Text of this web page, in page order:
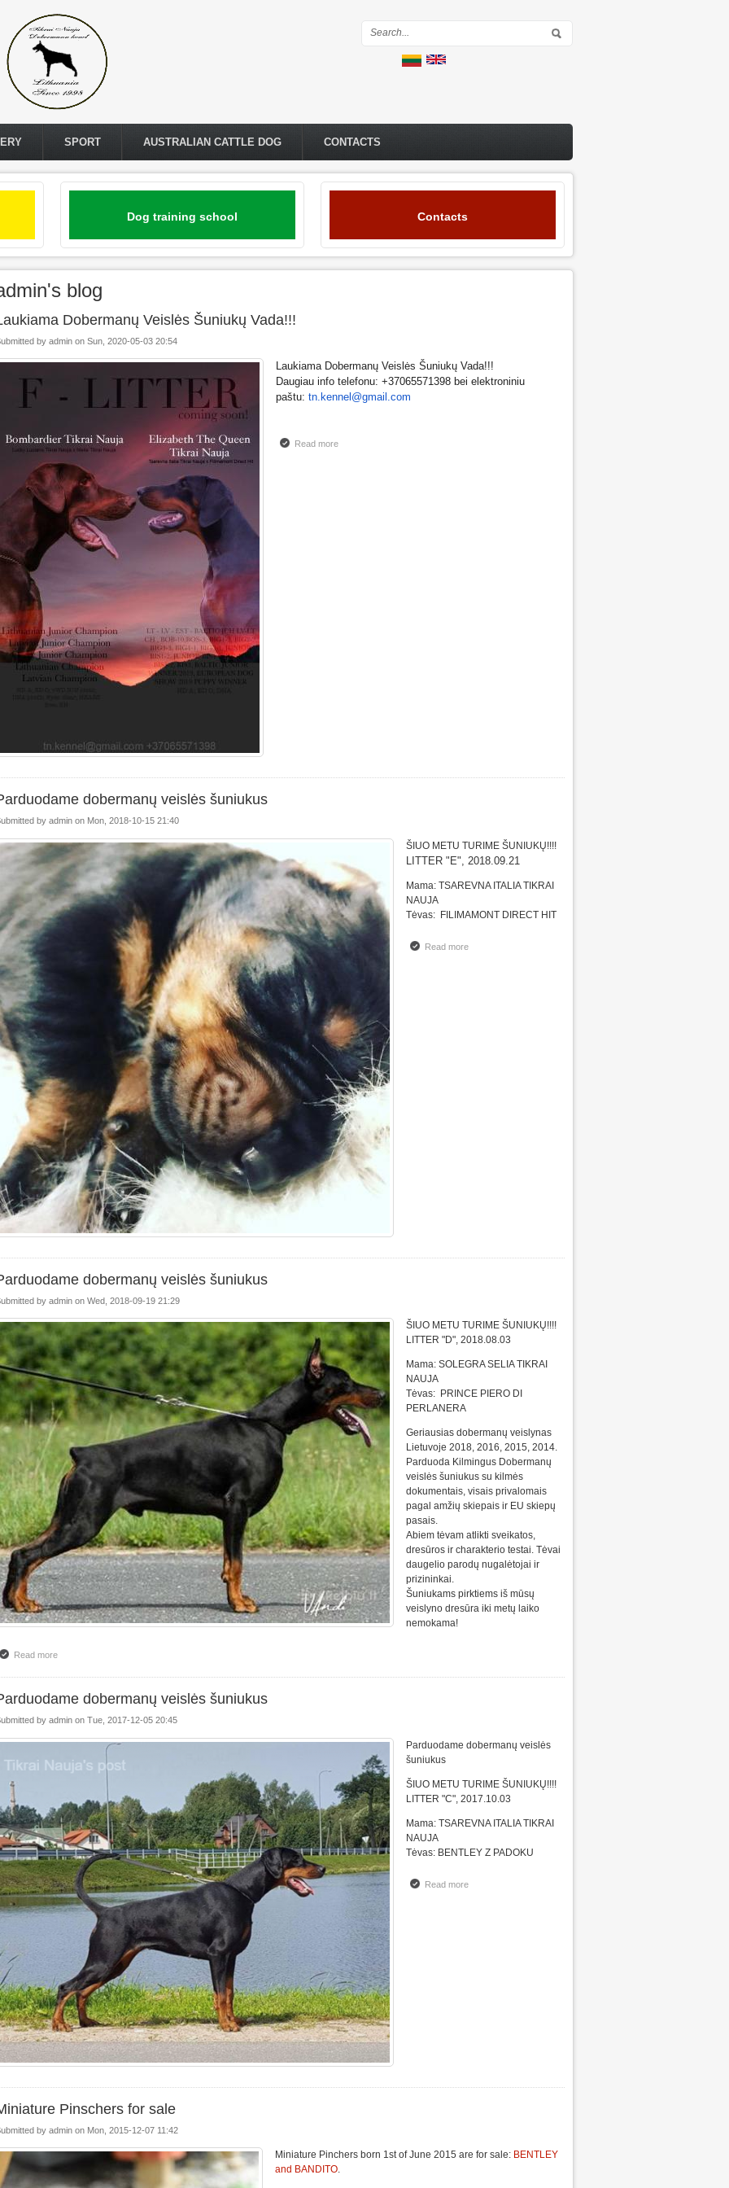
Search form
SPORT AUSTRALIAN CATTLE DOG CONTACTS
Dog training school Contacts
blog
Dobermanų Veislės Šuniukų Vada!!!
by admin on Sun, 2020-05-03 20:54
Laukiama Dobermanų Veislės Šuniukų Vada!!!
Daugiau info telefonu: +37065571398 bei elektroniniu
paštu: tn.kennel@gmail.com
Read moreabout Laukiama Dobermanų Veislės Šuniukų Vada!!!
dobermanų veislės šuniukus
by admin on Mon, 2018-10-15 21:40
ŠIUO METU TURIME ŠUNIUKŲ!!!!
LITTER "E", 2018.09.21
Mama: TSAREVNA ITALIA TIKRAI
NAUJA
Tėvas: FILIMAMONT DIRECT HIT
Read moreabout Parduodame dobermanų veislės šuniukus
dobermanų veislės šuniukus
by admin on Wed, 2018-09-19 21:29
ŠIUO METU TURIME ŠUNIUKŲ!!!!
LITTER "D", 2018.08.03
Mama: SOLEGRA SELIA TIKRAI
NAUJA
Tėvas: PRINCE PIERO DI
PERLANERA
Geriausias dobermanų veislynas
Lietuvoje 2018, 2016, 2015, 2014.
Parduoda Kilmingus Dobermanų
veislės šuniukus su kilmės
dokumentais, visais privalomais
pagal amžių skiepais ir EU skiepų
pasais.
Abiem tėvam atlikti sveikatos,
dresūros ir charakterio testai. Tėvai
daugelio parodų nugalėtojai ir
prizininkai.
Šuniukams pirktiems iš mūsų
veislyno dresūra iki metų laiko
nemokama!
Read moreabout Parduodame dobermanų veislės šuniukus
dobermanų veislės šuniukus
by admin on Tue, 2017-12-05 20:45
Parduodame dobermanų veislės
šuniukus
ŠIUO METU TURIME ŠUNIUKŲ!!!!
LITTER "C", 2017.10.03
Mama: TSAREVNA ITALIA TIKRAI
NAUJA
Tėvas: BENTLEY Z PADOKU
Read moreabout Parduodame dobermanų veislės šuniukus
Pinschers for sale
by admin on Mon, 2015-12-07 11:42
Miniature Pinchers born 1st of June 2015 are for sale: BENTLEY
and BANDITO.